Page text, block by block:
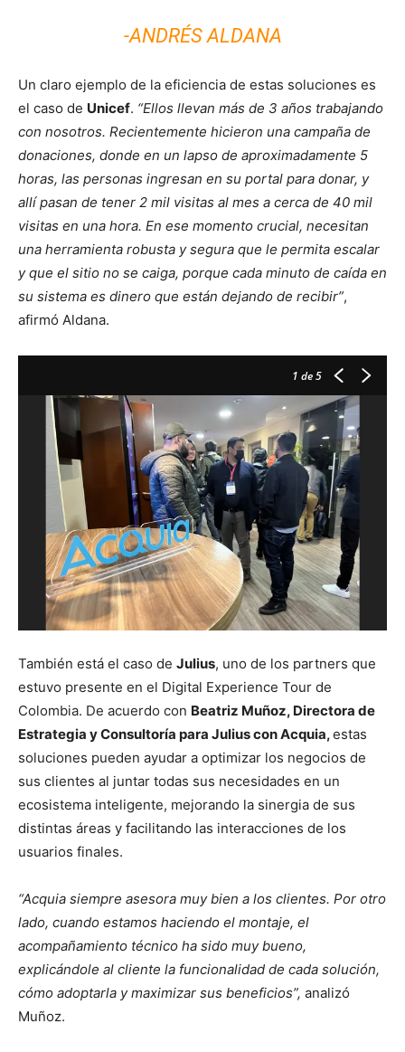
-ANDRÉS ALDANA
Un claro ejemplo de la eficiencia de estas soluciones es
el caso de Unicef. “Ellos llevan más de 3 años trabajando
con nosotros. Recientemente hicieron una campaña de
donaciones, donde en un lapso de aproximadamente 5
horas, las personas ingresan en su portal para donar, y
allí pasan de tener 2 mil visitas al mes a cerca de 40 mil
visitas en una hora. En ese momento crucial, necesitan
una herramienta robusta y segura que le permita escalar
y que el sitio no se caiga, porque cada minuto de caída en
su sistema es dinero que están dejando de recibir”,
afirmó Aldana.
1 de 5
También está el caso de Julius, uno de los partners que
estuvo presente en el Digital Experience Tour de
Colombia. De acuerdo con Beatriz Muñoz, Directora de
Estrategia y Consultoría para Julius con Acquia,estas
soluciones pueden ayudar a optimizar los negocios de
sus clientes al juntar todas sus necesidades en un
ecosistema inteligente, mejorando la sinergia de sus
distintas áreas y facilitando las interacciones de los
usuarios finales.
“Acquia siempre asesora muy bien a los clientes. Por otro
lado, cuando estamos haciendo el montaje, el
acompañamiento técnico ha sido muy bueno,
explicándole al cliente la funcionalidad de cada solución,
cómo adoptarla y maximizar sus beneficios”, analizó
Muñoz.